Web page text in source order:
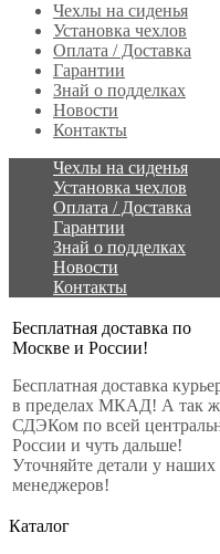
Чехлы на сиденья
Установка чехлов
Оплата / Доставка
Гарантии
Знай о подделках
Новости
Контакты
Чехлы на сиденья
Установка чехлов
Оплата / Доставка
Гарантии
Знай о подделках
Новости
Контакты
Бесплатная доставка по
Москве и России!
Бесплатная доставка
в пределах МКАД! А так
СДЭКом по всей
России и чуть дальше!
Уточняйте детали у наших
менеджеров!
Каталог